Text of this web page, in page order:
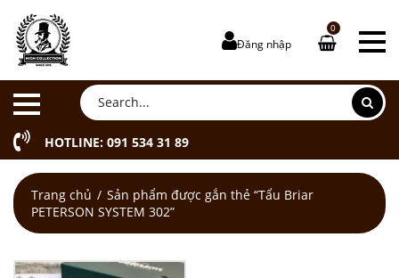
Đăng nhập
0
HOTLINE: 091 534 31 89
Trang chủ
Sản phẩm được gắn thẻ “Tẩu Briar
PETERSON SYSTEM 302”